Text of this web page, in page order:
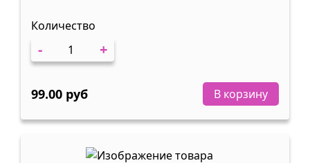
Количество
- +
99.00 руб В корзину